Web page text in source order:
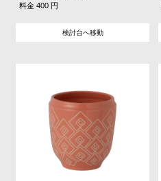
料金 400 円
検討台へ移動